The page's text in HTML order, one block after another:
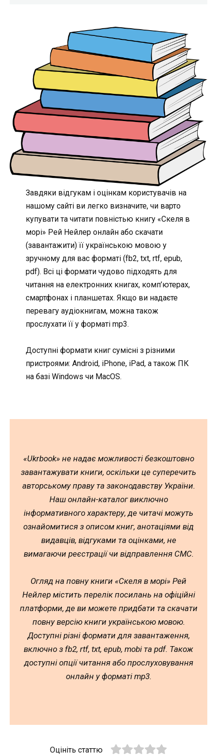
Завдяки відгукам і оцінкам користувачів на
нашому сайті ви легко визначите, чи варто
купувати та читати повністью книгу «Скеля в
морі» Рей Нейлер онлайн або скачати
(завантажити) її українською мовою у
зручному для вас форматі (fb2, txt, rtf, epub,
pdf). Всі ці формати чудово підходять для
читання на електронних книгах, комп’ютерах,
смартфонах і планшетах. Якщо ви надаєте
перевагу аудіокнигам, можна також
прослухати її у форматі mp3.
Доступні формати книг сумісні з різними
пристроями: Android, iPhone, iPad, а також ПК
на базі Windows чи MacOS.
«Ukrbook» не надає можливості безкоштовно
завантажувати книги, оскільки це суперечить
авторському праву та законодавству України.
Наш онлайн-каталог виключно
інформативного характеру, де читачі можуть
ознайомитися з описом книг, анотаціями від
видавців, відгуками та оцінками, не
вимагаючи реєстрації чи відправлення СМС.
Огляд на повну книги «Скеля в морі» Рей
Нейлер містить перелік посилань на офіційні
платформи, де ви можете придбати та скачати
повну версію книги українською мовою.
Доступні різні формати для завантаження,
включно з fb2, rtf, txt, epub, mobi та pdf. Також
доступні опції читання або прослуховування
онлайн у форматі mp3.
Оцініть статтю